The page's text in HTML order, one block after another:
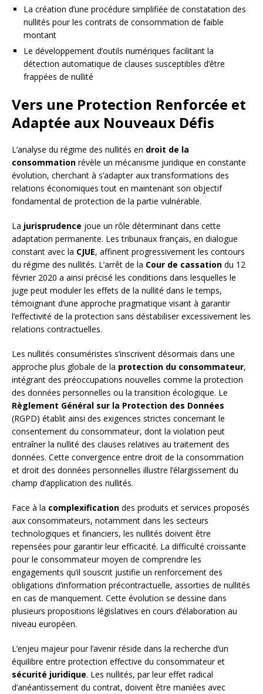
La création d’une procédure simplifiée de constatation des
nullités pour les contrats de consommation de faible
montant
Le développement d’outils numériques facilitant la
détection automatique de clauses susceptibles d’être
frappées de nullité
Vers une Protection Renforcée et
Adaptée aux Nouveaux Défis
L’analyse du régime des nullités en droit de la
consommation révèle un mécanisme juridique en constante
évolution, cherchant à s’adapter aux transformations des
relations économiques tout en maintenant son objectif
fondamental de protection de la partie vulnérable.
La jurisprudence joue un rôle déterminant dans cette
adaptation permanente. Les tribunaux français, en dialogue
constant avec la CJUE, affinent progressivement les contours
du régime des nullités. L’arrêt de la Cour de cassation du 12
février 2020 a ainsi précisé les conditions dans lesquelles le
juge peut moduler les effets de la nullité dans le temps,
témoignant d’une approche pragmatique visant à garantir
l’effectivité de la protection sans déstabiliser excessivement les
relations contractuelles.
Les nullités consuméristes s’inscrivent désormais dans une
approche plus globale de la protection du consommateur,
intégrant des préoccupations nouvelles comme la protection
des données personnelles ou la transition écologique. Le
Règlement Général sur la Protection des Données
(RGPD) établit ainsi des exigences strictes concernant le
consentement du consommateur, dont la violation peut
entraîner la nullité des clauses relatives au traitement des
données. Cette convergence entre droit de la consommation
et droit des données personnelles illustre l’élargissement du
champ d’application des nullités.
Face à la complexification des produits et services proposés
aux consommateurs, notamment dans les secteurs
technologiques et financiers, les nullités doivent être
repensées pour garantir leur efficacité. La difficulté croissante
pour le consommateur moyen de comprendre les
engagements qu’il souscrit justifie un renforcement des
obligations d’information précontractuelle, assorties de nullités
en cas de manquement. Cette évolution se dessine dans
plusieurs propositions législatives en cours d’élaboration au
niveau européen.
L’enjeu majeur pour l’avenir réside dans la recherche d’un
équilibre entre protection effective du consommateur et
sécurité juridique. Les nullités, par leur effet radical
d’anéantissement du contrat, doivent être maniées avec